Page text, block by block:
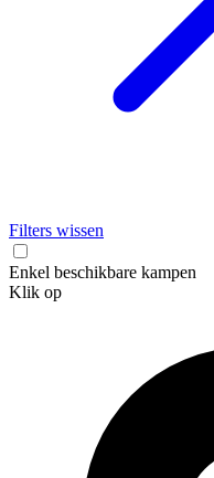
Filters wissen
Enkel beschikbare kampen
Klik op